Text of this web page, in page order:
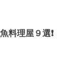
料理屋９選❗️